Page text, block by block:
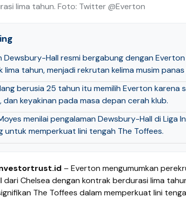
lima tahun. Foto: Twitter @Everton
Dewsbury-Hall resmi bergabung dengan
lima tahun, menjadi rekrutan kelima musim panas
berusia 25 tahun itu memilih Everton karena
dan keyakinan pada masa depan cerah klub.
menilai pengalaman Dewsbury-Hall di Liga
untuk memperkuat lini tengah The Toffees.
investortrust.id – Everton mengumumkan
dari Chelsea dengan kontrak berdurasi lima
The Toffees dalam memperkuat lini